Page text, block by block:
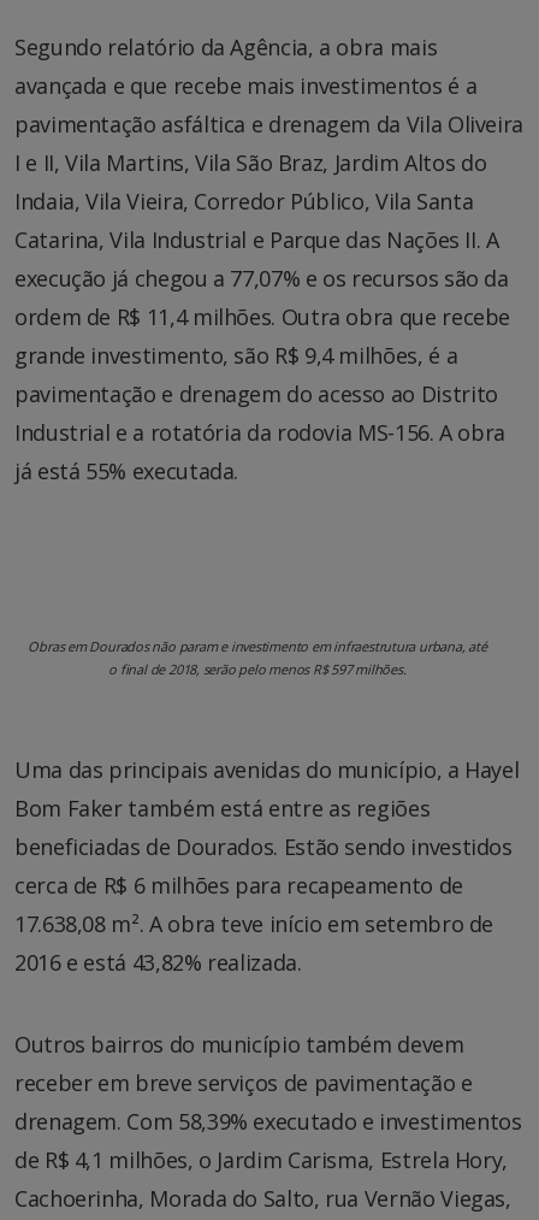
Segundo relatório da Agência, a obra mais
avançada e que recebe mais investimentos é a
pavimentação asfáltica e drenagem da Vila Oliveira
I e II, Vila Martins, Vila São Braz, Jardim Altos do
Indaia, Vila Vieira, Corredor Público, Vila Santa
Catarina, Vila Industrial e Parque das Nações II. A
execução já chegou a 77,07% e os recursos são da
ordem de R$ 11,4 milhões. Outra obra que recebe
grande investimento, são R$ 9,4 milhões, é a
pavimentação e drenagem do acesso ao Distrito
Industrial e a rotatória da rodovia MS-156. A obra
já está 55% executada.
Obras em Dourados não param e investimento em infraestrutura urbana, até
o final de 2018, serão pelo menos R$ 597 milhões.
Uma das principais avenidas do município, a Hayel
Bom Faker também está entre as regiões
beneficiadas de Dourados. Estão sendo investidos
cerca de R$ 6 milhões para recapeamento de
17.638,08 m². A obra teve início em setembro de
2016 e está 43,82% realizada.
Outros bairros do município também devem
receber em breve serviços de pavimentação e
drenagem. Com 58,39% executado e investimentos
de R$ 4,1 milhões, o Jardim Carisma, Estrela Hory,
Cachoerinha, Morada do Salto, rua Vernão Viegas,